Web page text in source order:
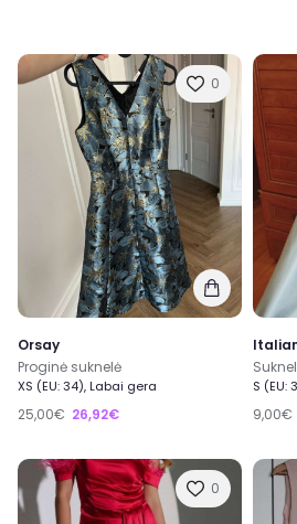
0
Orsay
Proginė suknelė
XS (EU: 34), Labai gera
25,00€ 26,92€
S (EU:
9,00€
0